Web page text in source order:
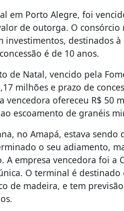
em Porto Alegre, foi
de outorga. O
investimentos, destinados
é de 10 anos.
de Natal, vencido pela
milhões e prazo de
vencedora ofereceu R$ 50
escoamento de granéis
no Amapá, estava sendo
o seu adiamento,
empresa vencedora foi a
O terminal é
de madeira, e tem